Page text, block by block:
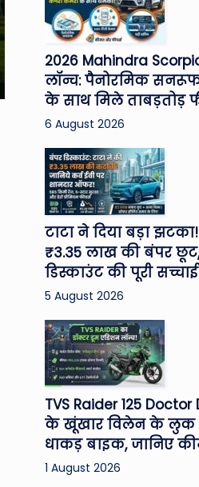
2026 Mahindra
लॉन्च: पैनोरमिक
के साथ मिले ताबड़तोड़
6 August 2026
टाटा ने दिया बड़ा
₹3.35 लाख की बंपर
डिस्काउंट की पूरी सच्चाई
5 August 2026
TVS Raider 125
के खूंखार विलेन के लुक में
धाकड़ बाइक, जानिए
1 August 2026